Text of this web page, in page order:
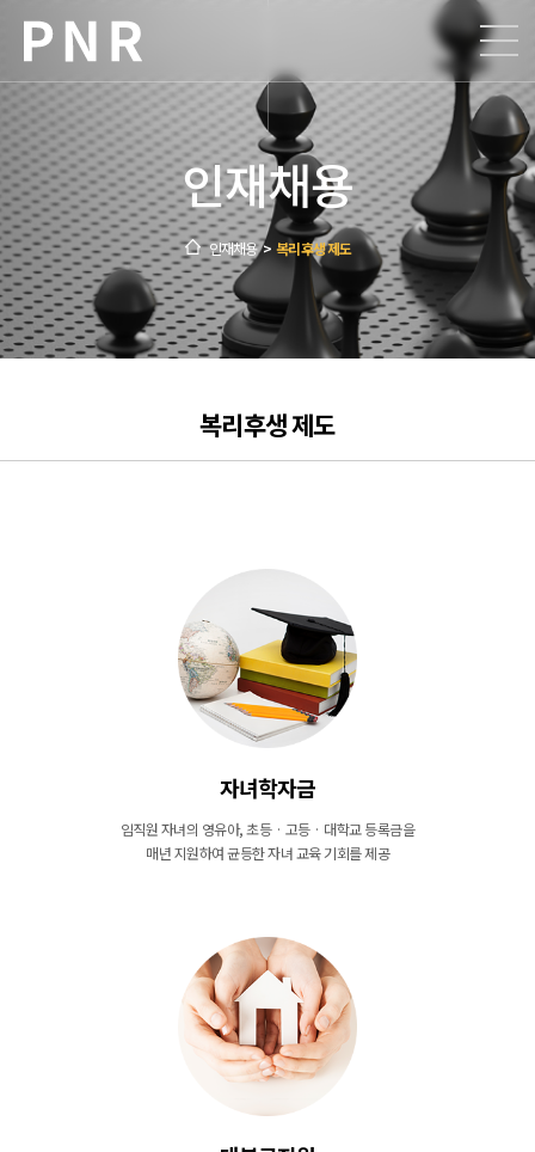
회사소개
회사개요
인사말
비전 및 핵심가치
연혁
찾아오시는 길
사업소개
공장현황
생산공정
제품안내
ESG
윤리경영
공정거래
신고 센터
인재채용
채용절차
복리후생 제도
지속가능경영
지속가능경영 활동
구매관리시스템
인재채용
인재채용 >복리후생 제도
복리후생 제도
자녀학자금
임직원 자녀의 영유아, 초등 · 고등 · 대학교 등록금을
매년 지원하여 균등한 자녀 교육 기회를 제공